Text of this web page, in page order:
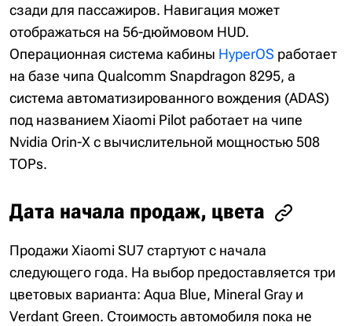
сзади для пассажиров. Навигация может
отображаться на 56-дюймовом HUD.
Операционная система кабины HyperOS работает
на базе чипа Qualcomm Snapdragon 8295, а
система автоматизированного вождения (ADAS)
под названием Xiaomi Pilot работает на чипе
Nvidia Orin-X с вычислительной мощностью 508
TOPs.
Дата начала продаж, цвета
Продажи Xiaomi SU7 стартуют с начала
следующего года. На выбор предоставляется три
цветовых варианта: Aqua Blue, Mineral Gray и
Verdant Green. Стоимость автомобиля пока не